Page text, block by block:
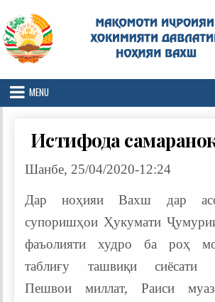
to
content
MENU
Истифода
Шанбе, 25/04/2020-12:24
Дар ноҳияи Вахш дар
супоришҳои Ҳукумати
фаъолияти худро ба роҳ
таблиғу ташвиқи сиёсати
Пешвои миллат, Раиси